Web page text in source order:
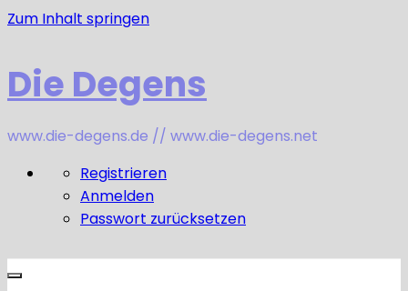
Zum Inhalt springen
Die Degens
www.die-degens.de // www.die-degens.net
Registrieren
Anmelden
Passwort zurücksetzen